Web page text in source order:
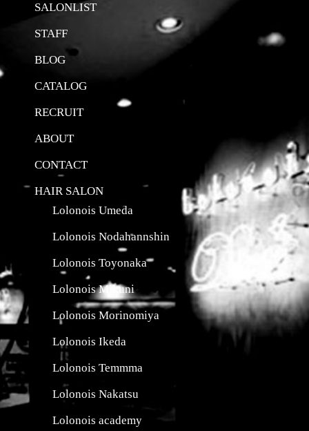
SALONLIST
STAFF
BLOG
CATALOG
RECRUIT
ABOUT
CONTACT
HAIR SALON
Lolonois Umeda
Lolonois Nodahannshin
Lolonois Toyonaka
Lolonois Mikuni
Lolonois Morinomiya
Lolonois Ikeda
Lolonois Temmma
Lolonois Nakatsu
Lolonois academy